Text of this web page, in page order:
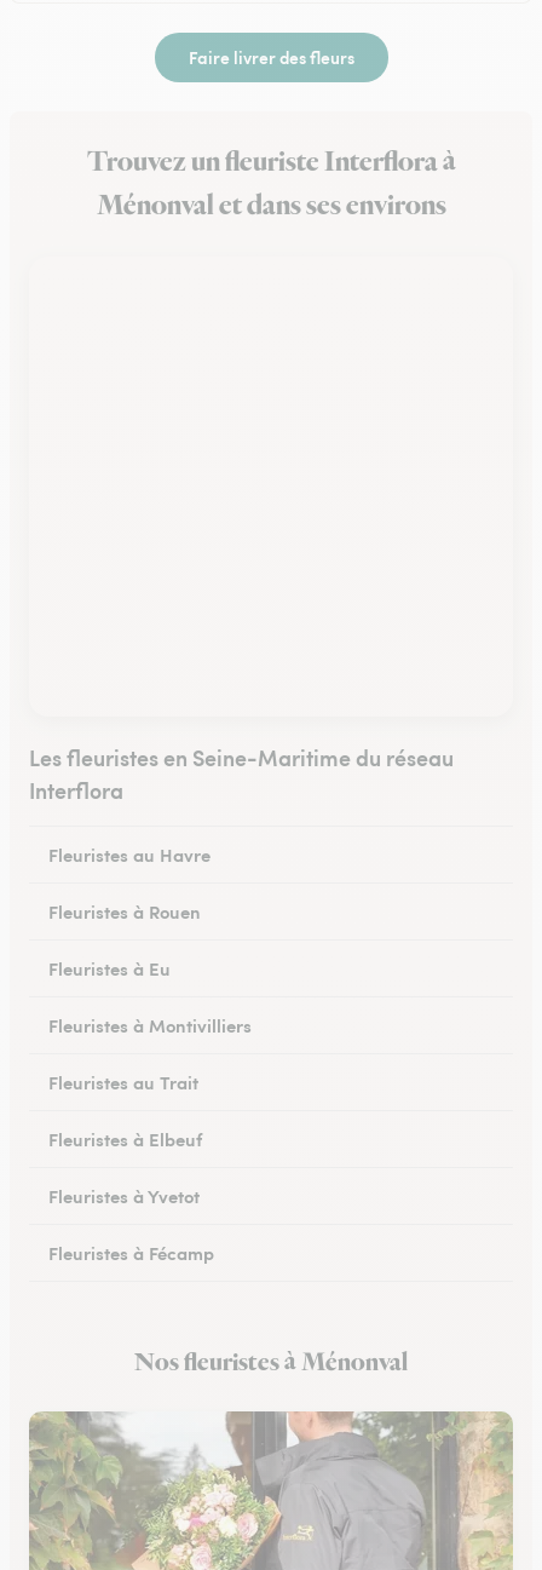
Faire livrer des fleurs
Trouvez un fleuriste Interflora à
Ménonval et dans ses environs
Les fleuristes en Seine-Maritime du réseau
Interflora
Fleuristes au Havre
Fleuristes à Rouen
Fleuristes à Eu
Fleuristes à Montivilliers
Fleuristes au Trait
Fleuristes à Elbeuf
Fleuristes à Yvetot
Fleuristes à Fécamp
Fleuristes à Canteleu
Nos fleuristes à Ménonval